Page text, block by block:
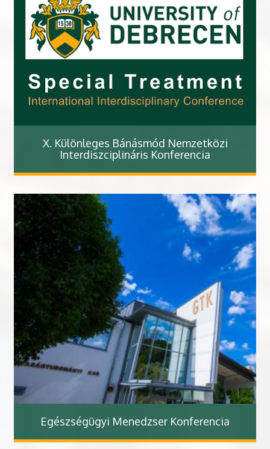
X. Különleges Bánásmód Nemzetközi
Interdiszciplináris Konferencia
Egészségügyi Menedzser Konferencia